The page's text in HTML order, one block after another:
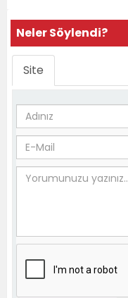
Neler Söylendi?
Site